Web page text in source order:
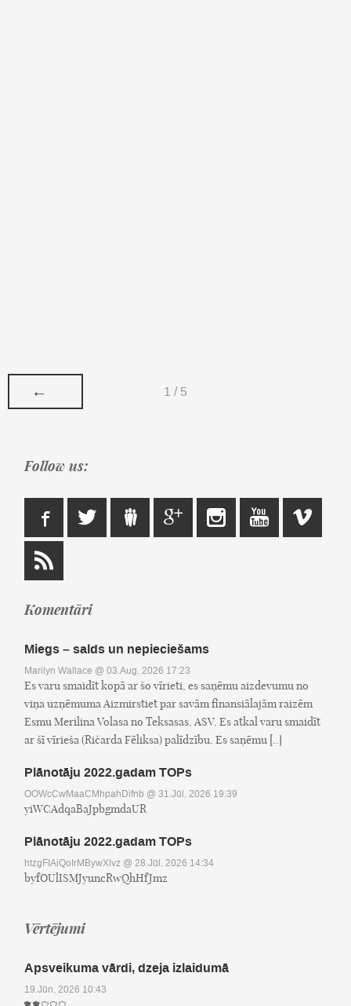
← 1 / 5
Follow us:
Komentāri
Miegs – salds un nepieciešams
Marilyn Wallace @ 03.Aug, 2026 17:23
Es varu smaidīt kopā ar šo vīrieti, es saņēmu aizdevumu no
viņa uzņēmuma Aizmirstiet par savām finansiālajām raizēm
Esmu Merilina Volasa no Teksasas, ASV. Es atkal varu smaidīt
ar šī vīrieša (Ričarda Fēliksa) palīdzību. Es saņēmu [..]
Plānotāju 2022.gadam TOPs
OOWcCwMaaCMhpahDifnb @ 31.Jūl, 2026 19:39
yiWCAdqaBaJpbgmdaUR
Plānotāju 2022.gadam TOPs
htzgFIAiQoIrMBywXlvz @ 28.Jūl, 2026 14:34
byfOUlISMJyuncRwQhHfJmz
Vērtējumi
Apsveikuma vārdi, dzeja izlaidumā
19.Jūn, 2026 10:43